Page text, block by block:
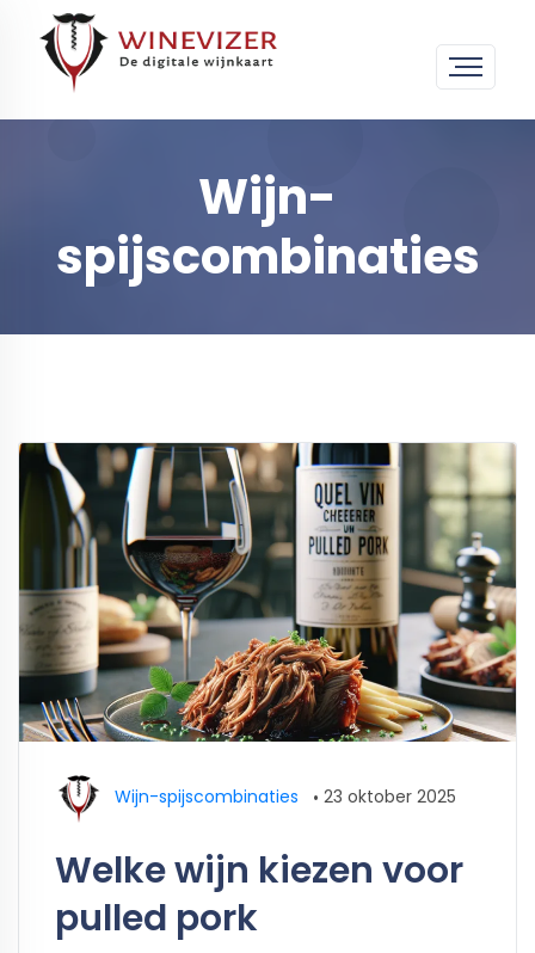
Wijn-
spijscombinaties
Wijn-spijscombinaties • 23 oktober 2025
Welke wijn kiezen voor
pulled pork